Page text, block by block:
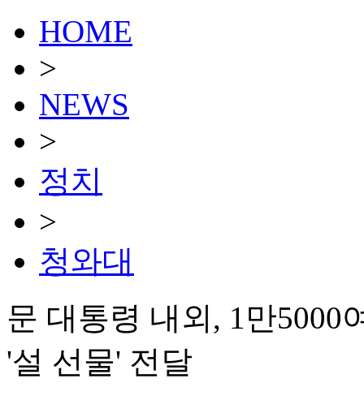
HOME
>
NEWS
>
정치
>
청와대
문 대통령 내외, 1만5000
'설 선물' 전달